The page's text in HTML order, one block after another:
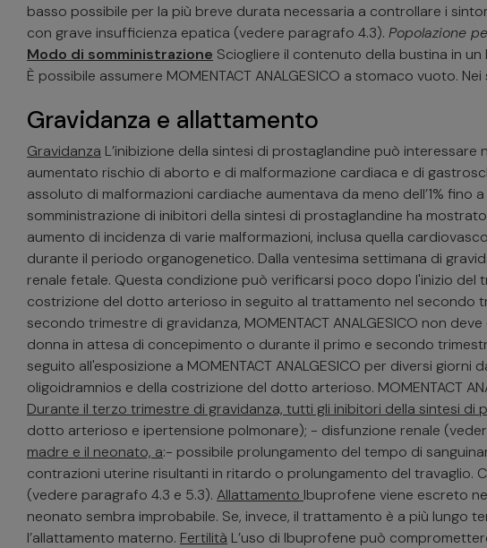
basso possibile per la più breve durata necessaria a controllare i
con grave insufficienza epatica (vedere paragrafo 4.3). Popolazione
Modo di somministrazione Sciogliere il contenuto della bustina in
È possibile assumere MOMENTACT ANALGESICO a stomaco vuoto.
Gravidanza e allattamento
Gravidanza L’inibizione della sintesi di prostaglandine può
aumentato rischio di aborto e di malformazione cardiaca e di
assoluto di malformazioni cardiache aumentava da meno dell’1% fino
somministrazione di inibitori della sintesi di prostaglandine ha
aumento di incidenza di varie malformazioni, inclusa quella
durante il periodo organogenetico. Dalla ventesima settimana di
renale fetale. Questa condizione può verificarsi poco dopo l'inizio
costrizione del dotto arterioso in seguito al trattamento nel secondo
secondo trimestre di gravidanza, MOMENTACT ANALGESICO non
donna in attesa di concepimento o durante il primo e secondo
seguito all'esposizione a MOMENTACT ANALGESICO per diversi
oligoidramnios e della costrizione del dotto arterioso. MOMENTACT
Durante il terzo trimestre di gravidanza, tutti gli inibitori della sintesi
dotto arterioso e ipertensione polmonare); - disfunzione renale
madre e il neonato, a:- possibile prolungamento del tempo di
contrazioni uterine risultanti in ritardo o prolungamento del travaglio.
(vedere paragrafo 4.3 e 5.3). Allattamento Ibuprofene viene escreto
neonato sembra improbabile. Se, invece, il trattamento è a più lungo
l’allattamento materno. Fertilità L’uso di Ibuprofene può